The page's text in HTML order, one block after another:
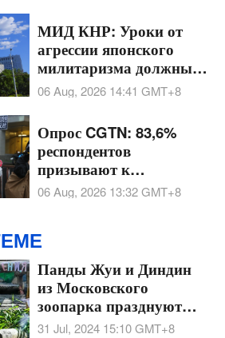
МИД КНР: Уроки от
агрессии японского
милитаризма должны
навсегда остаться
предостережением
06 Aug, 2026 14:41 GMT+8
Опрос CGTN: 83,6%
респондентов
призывают к
бдительности в связи с
флагом нового
милитаризма
06 Aug, 2026 13:32GMT+8
Панды Жуи и Диндин
из Московского
зоопарка празднуют
Дни рождения
31 Jul, 2024 15:10GMT+8